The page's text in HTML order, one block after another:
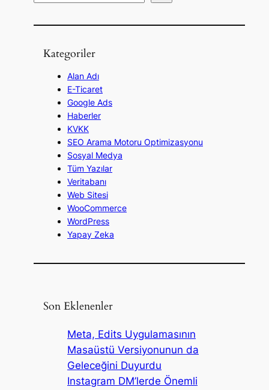
a
Kategoriler
Alan Adı
E-Ticaret
Google Ads
Haberler
KVKK
SEO Arama Motoru Optimizasyonu
Sosyal Medya
Tüm Yazılar
Veritabanı
Web Sitesi
WooCommerce
WordPress
Yapay Zeka
Son Eklenenler
Meta, Edits Uygulamasının
Masaüstü Versiyonunun da
Geleceğini Duyurdu
Instagram DM’lerde Önemli